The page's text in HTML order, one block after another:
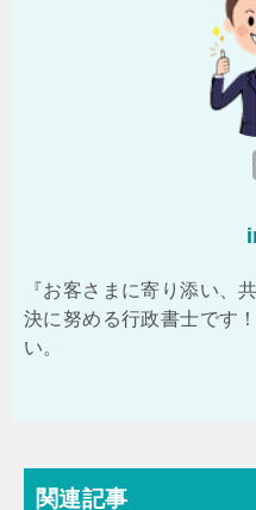
『お客さまに寄り添い、
決に努める行政書士です
い。
関連記事